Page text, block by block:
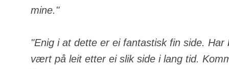
mine."
"Enig i at dette er ei fantastisk fin side.
vært på leit etter ei slik side i lang tid.